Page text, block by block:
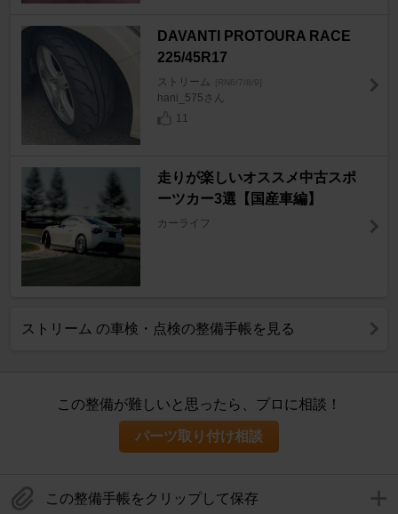
DAVANTI PROTOURA RACE
225/45R17
ストリーム [RN6/7/8/9]
hani_575さん
11
走りが楽しいオススメ中古スポ
ーツカー3選【国産車編】
カーライフ
ストリーム の車検・点検の整備手帳を見る
この整備が難しいと思ったら、プロに相談！
パーツ取り付け相談
この整備手帳をクリップして保存